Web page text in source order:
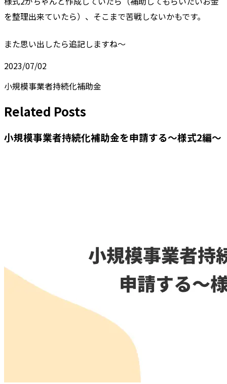
を整理出来ていたら）、そこまで苦戦しないかもです。
また思い出したら追記しますね〜
2023/07/02
小規模事業者持続化補助金
Related Posts
小規模事業者持続化補助金を申請する〜様式2編〜